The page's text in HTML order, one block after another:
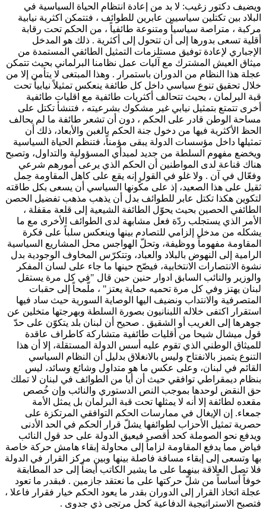
ويضيف دكتور زغيب: لا بد من إعادة انتظام الحياة السياسية في
البلاد بين تكتلين سياسيين عابرين للطوائف ، فتتمكن اكثرية نيابية
مركبة ، متراصة سياسياً ومتنوعة طائفياً ، من الحكم تحت رقابة
أقلية تسعى بدورها إلى أن تتحول إلى أكثرية . ذلك هو المدخل
الإجباري لإعادة توفيق مستلزمات التمثيل الطائفي المستمدة من
ميثاق العيش المشترك مع آليات عمل نظامنا البرلماني بحيث تتمكن
عجلة هذا النظام من الدوران باستمرار . وهذا المبتغى لا يتأمن إلا من
خلال تحقيق تنوع سياسي داخل كل طائفة ينعكس تمثيلاً نيابياً تحت
قبة البرلمان ، بحيث تتحالف أكثريات طائفية مع اقليات طائفية
أخرى تتمتع بتمثيل نيابي غير مشكوك بشرعيته ، فتنشأ تكتل على
مساحة الوطن قادر على الحكم ، دون أن تشعر طائفة ما لم يحالف
الحظ الأكثرية فيها من دخول جنة الحكم بالغبن والأبعاد، ذلك أن
تمثيلها داخل مؤسسات الدولة يبقى مؤمناً، فتنظم الحياة السياسية
ويخضع مفهوم السلطة من جديد لمبدأي المسؤولية والتداول، وتصبح
هناك قناعة لدى المواطنين أن الحكم الذي يرعى أمورهم شرعي
وفعّال في آن . ولا غلو في القول إنه يقع على كاهل المقاومة حِمل
ثقيل على هذا الصعيد، إذ على مكّونها السياسي أن يسعى بكل طاقته
لتكوين هكذا تكتل عابر للطوائف بدل أن يذهب مذهب تفضيل الحصن
الطائفي الحصين بحيث يحوّل الطائفة الشيعية إلى قلعة مقفلة ،
الأمر الذي يستجلب ردّة فعل مشابهة لدى الطوائف الأخرى مع ما
يشكله من مدخل إلزامي للتصادم بينها وينعكس سلباً على فكرة
المقاومة مفهوماً ووظيفة، وتحلّ الهواجس محل المشاريع السياسية
الرامية إلى النهوض بالبلاد والعباد، وتتكرّس المخاوف الوجودية بدل
نشوة الانتصارات الانتخابية، فيصّح حينها ما جاء على لسان المفكر
والوزير والنائب السابق ادوار حنين حين قال "في كل مرة يستقل
لبنان يهتز وفي كل مرة تحميه حماية يعتز" ، ملّمحاً إلى حقبات
المتصرفية والانتداب ونضيف اليها الوصاية السورية حيث ساد فيها
استقرار اكتفى خلاله اللبنانيون بصورة السلطة وبهرجتها متخلين عن
جوهرها إلى الغريب أو الشقيق . صحيح أن لبنان بلد يتكوّن على حدّ
قول ميشال شيحا من أقليات طائفية متشاركة كاطراف عاقدة
للميثاق الوطني الذي تقوم عليه أسس الدولة المستقلة، إلا أن هذا
التنوع يتميز بالانفتاح وليس بالانغلاق بدليل أن النظام السياسي
القائم في لبنان، وعلى عكس ما هو متداول وشائع وسائد، ليس
بنظام ديمقراطي توافقي حيث أن أيا من الطوائف في لبنان لا تملك
حق النقض لوحدها بموجب النص الدستوري والنائب وإن خُصص
مقعده لطائفة إلا أنه لا يمثلها تحت قبة البرلمان بل يمثل الأمة
جمعاء. إن الإيغال في ممارسات الحكم التوافقي المرتكزة على
حصرية تمثيل الأحزاب لطوائفها يشلّ قرار الحكم في الحد الأدنى
ويدفع نحو الصوملة كحد أقصى فيعيق الدولة على حد قول النائب
فياض مما يدفع المقاومة لزاماً إلى محاولة إبقاء هامش حركة خاصة
بها وتسعى إلى إبقاء مسافة فاصلة بينها وبين مركز القرار في الدولة
فلا تصل العلاقة بينهما على ما يشير الكاتب أيضاً إلى حد المطابقة
خوفاً أساساً من شلّ حركتها على ما نعتقد جازمين . فبقدر ما تعود
عجلة اتخاذ القرار إلى الدوران بقدر ما يعود الحكم خيار فقرار فاعلا ،
فتصبح الاستراتيجية الدفاعية كحل مرتجى ذي جدوى .